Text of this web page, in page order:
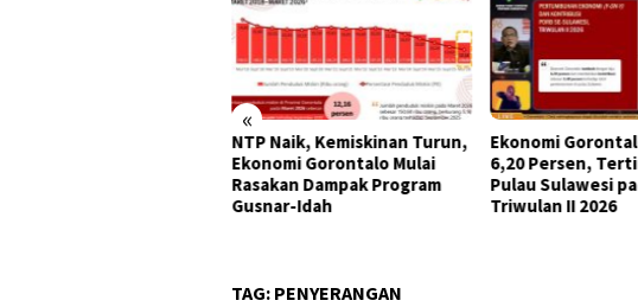
«
NTP Naik, Kemiskinan Turun,
Ekonomi Gorontalo Mulai
Rasakan Dampak Program
Gusnar-Idah
Ekonomi
6,20 Persen,
Pulau Sulawesi
Triwulan II 2026
TAG: PENYERANGAN